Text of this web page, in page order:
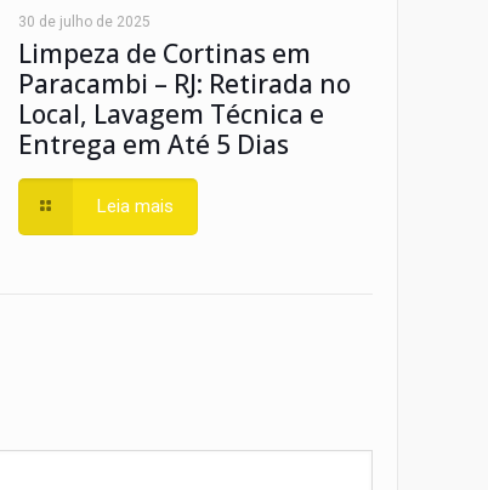
30 de julho de 2025
Limpeza de Cortinas em
Paracambi – RJ: Retirada no
Local, Lavagem Técnica e
Entrega em Até 5 Dias
Leia mais